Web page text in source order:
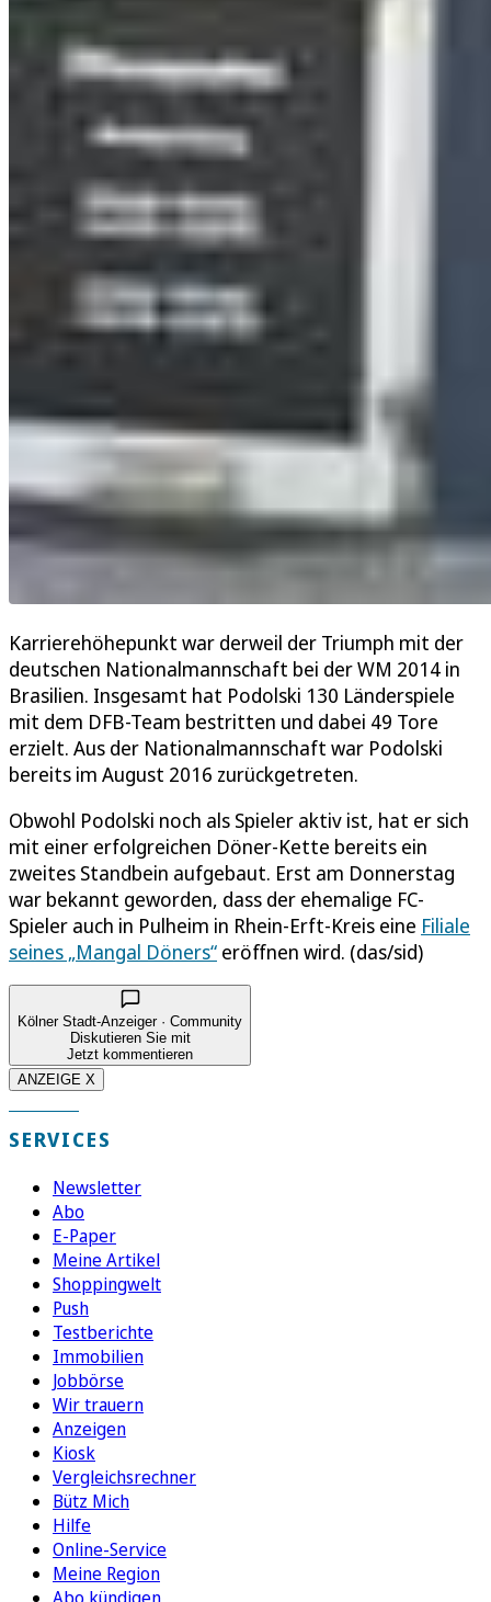
Karrierehöhepunkt war derweil der Triumph mit der
deutschen Nationalmannschaft bei der WM 2014 in
Brasilien. Insgesamt hat Podolski 130 Länderspiele
mit dem DFB-Team bestritten und dabei 49 Tore
erzielt. Aus der Nationalmannschaft war Podolski
bereits im August 2016 zurückgetreten.
Obwohl Podolski noch als Spieler aktiv ist, hat er sich
mit einer erfolgreichen Döner-Kette bereits ein
zweites Standbein aufgebaut. Erst am Donnerstag
war bekannt geworden, dass der ehemalige FC-
Spieler auch in Pulheim in Rhein-Erft-Kreis eine Filiale
seines „Mangal Döners“ eröffnen wird. (das/sid)
Kölner Stadt-Anzeiger · Community
Diskutieren Sie mit
Jetzt kommentieren
ANZEIGE X
SERVICES
Newsletter
Abo
E-Paper
Meine Artikel
Shoppingwelt
Push
Testberichte
Immobilien
Jobbörse
Wir trauern
Anzeigen
Kiosk
Vergleichsrechner
Bütz Mich
Hilfe
Online-Service
Meine Region